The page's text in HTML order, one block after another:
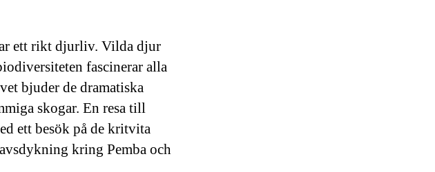
ett rikt djurliv. Vilda djur
fascinerar alla
bjuder de dramatiska
skogar. En resa till
ett besök på de kritvita
kring Pemba och